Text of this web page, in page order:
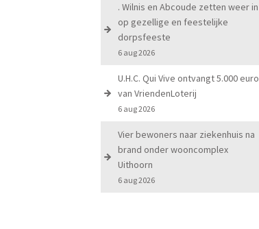
. Wilnis en Abcoude zetten weer in
op gezellige en feestelijke
dorpsfeeste
6 aug 2026
U.H.C. Qui Vive ontvangt 5.000 euro
van VriendenLoterij
6 aug 2026
Vier bewoners naar ziekenhuis na
brand onder wooncomplex
Uithoorn
6 aug 2026